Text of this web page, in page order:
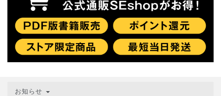
お知らせ